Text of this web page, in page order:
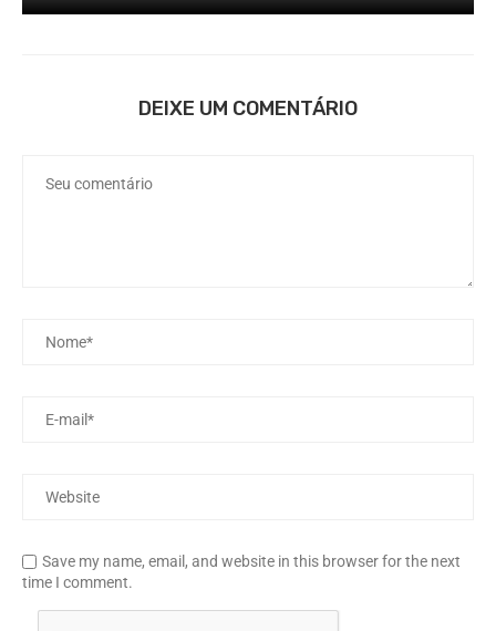
DEIXE UM COMENTÁRIO
Save my name, email, and website in this browser for the next
time I comment.